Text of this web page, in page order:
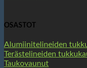
OSASTOT
Alumiinitelineiden
Terästelineiden
Taukovaunut